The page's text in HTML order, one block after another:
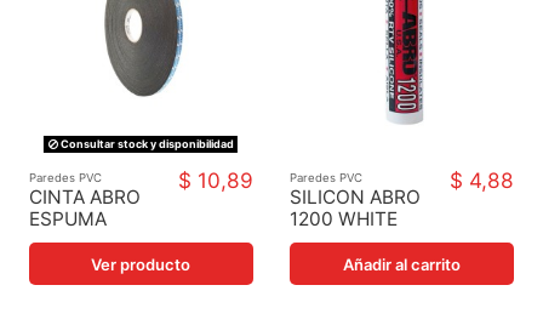
Consultar stock y disponibilidad
Paredes PVC
CINTA ABRO
ESPUMA
PIEL/VIDRIO
$ 10,89
Ver producto
Paredes PVC
SILICON ABRO
1200 WHITE
$ 4,88
Añadir al carrito